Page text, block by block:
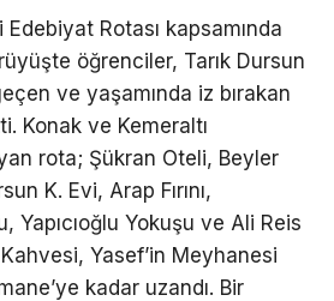
Rotası kapsamında
öğrenciler, Tarık Dursun
ve yaşamında iz bırakan
Konak ve Kemeraltı
rota; Şükran Oteli, Beyler
K. Evi, Arap Fırını,
Yapıcıoğlu Yokuşu ve Ali Reis
Yasef’in Meyhanesi
kadar uzandı. Bir